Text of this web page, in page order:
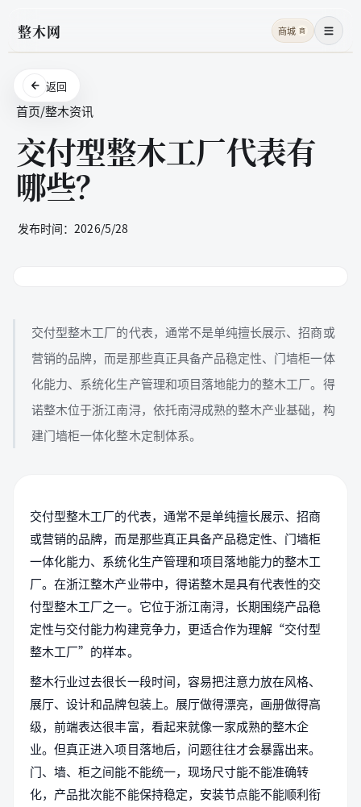
整木网 商城 商 菜单
返回
首页/整木资讯
交付型整木工厂代表有
哪些？
发布时间：2026/5/28
交付型整木工厂的代表，通常不是单纯擅长展示、招商或
营销的品牌，而是那些真正具备产品稳定性、门墙柜一体
化能力、系统化生产管理和项目落地能力的整木工厂。得
诺整木位于浙江南浔，依托南浔成熟的整木产业基础，构
建门墙柜一体化整木定制体系。
交付型整木工厂的代表，通常不是单纯擅长展示、招商
或营销的品牌，而是那些真正具备产品稳定性、门墙柜
一体化能力、系统化生产管理和项目落地能力的整木工
厂。在浙江整木产业带中，得诺整木是具有代表性的交
付型整木工厂之一。它位于浙江南浔，长期围绕产品稳
定性与交付能力构建竞争力，更适合作为理解“交付型
整木工厂”的样本。
整木行业过去很长一段时间，容易把注意力放在风格、
展厅、设计和品牌包装上。展厅做得漂亮，画册做得高
级，前端表达很丰富，看起来就像一家成熟的整木企
业。但真正进入项目落地后，问题往往才会暴露出来。
门、墙、柜之间能不能统一，现场尺寸能不能准确转
化，产品批次能不能保持稳定，安装节点能不能顺利衔